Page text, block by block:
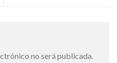
no será publicada.